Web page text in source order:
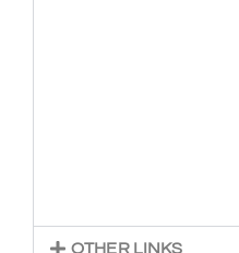
OTHER LINKS